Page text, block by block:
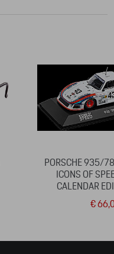
PORSCHE 935/
ICONS OF
CALENDAR
€